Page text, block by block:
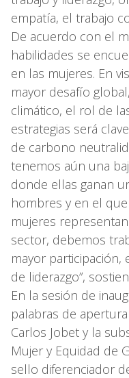
empatía, el trabajo
De acuerdo con el
habilidades se
en las mujeres. En
mayor desafío
climático, el rol de
estrategias será
de carbono
tenemos aún una
donde ellas ganan
hombres y en el
mujeres
sector, debemos
mayor participación,
de liderazgo”,
En la sesión de
palabras de
Carlos Jobet y la
Mujer y Equidad de
sello diferenciador